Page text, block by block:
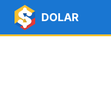
DOLAR